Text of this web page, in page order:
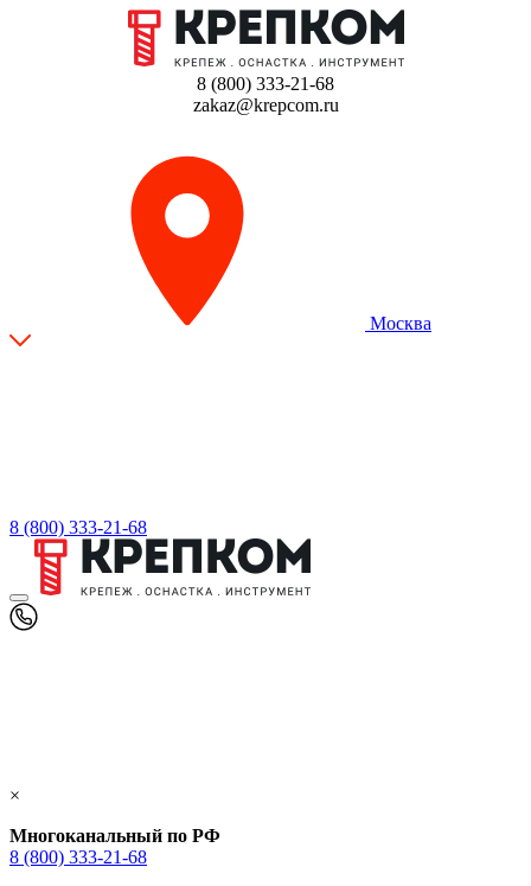
8 (800) 333-21-68
zakaz@krepcom.ru
Москва
8 (800) 333-21-68
×
Многоканальный по РФ
8 (800) 333‑21-68